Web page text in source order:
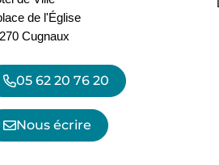
de l'Église
Cugnaux
05 62 20 76 20
Nous écrire